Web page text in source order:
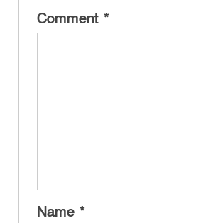
Comment *
Name *